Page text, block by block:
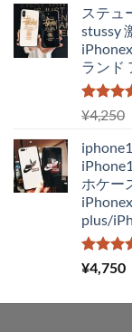
ステュ
stussy
ランド
5段階中
5.00
の
¥4,250
ホケー
plus/
5段階中
5.00
¥4,750